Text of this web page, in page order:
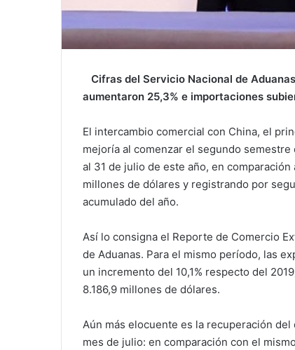
Cifras del Servicio Nacional de
aumentaron 25,3% e importaciones
El intercambio comercial con China, el
mejoría al comenzar el segundo
al 31 de julio de este año, en
millones de dólares y registrando por
acumulado del año.
Así lo consigna el Reporte de Comercio
de Aduanas. Para el mismo período, las
un incremento del 10,1% respecto del
8.186,9 millones de dólares.
Aún más elocuente es la recuperación
mes de julio: en comparación con el